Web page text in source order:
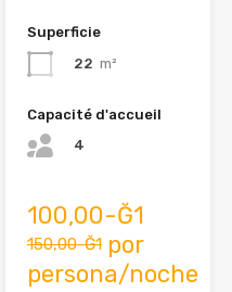
Superficie
22 m²
Capacité d'accueil
4
100,00-Ğ1
150,00-Ğ1 por
persona/noche